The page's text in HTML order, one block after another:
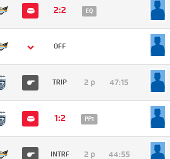
2:2 EQ
OFF
TRIP 2 p 47:15
1:2 PP1
INTRF 2 p 44:55